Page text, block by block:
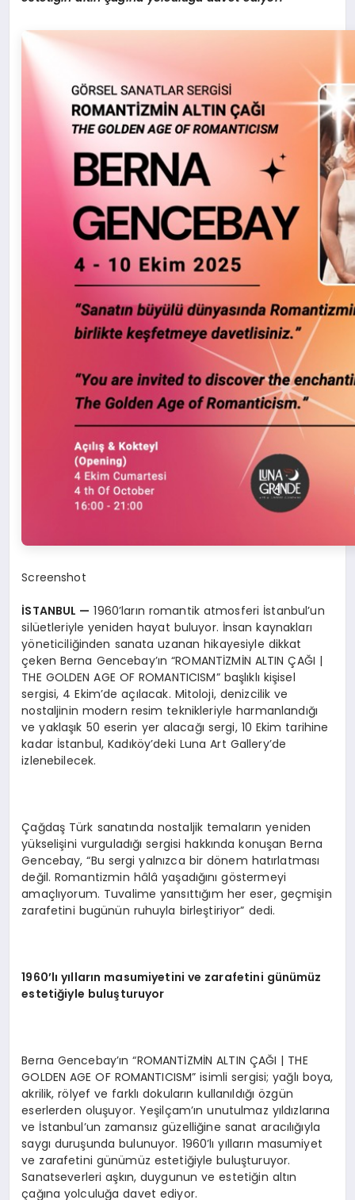
Screenshot
İSTANBUL — 1960’ların romantik atmosferi İstanbul’un
silüetleriyle yeniden hayat buluyor. İnsan kaynakları
yöneticiliğinden sanata uzanan hikayesiyle dikkat
çeken Berna Gencebay’ın “ROMANTİZMİN ALTIN ÇAĞI |
THE GOLDEN AGE OF ROMANTICISM” başlıklı kişisel
sergisi, 4 Ekim’de açılacak. Mitoloji, denizcilik ve
nostaljinin modern resim teknikleriyle harmanlandığı
ve yaklaşık 50 eserin yer alacağı sergi, 10 Ekim tarihine
kadar İstanbul, Kadıköy’deki Luna Art Gallery’de
izlenebilecek.
Çağdaş Türk sanatında nostaljik temaların yeniden
yükselişini vurguladığı sergisi hakkında konuşan Berna
Gencebay, “Bu sergi yalnızca bir dönem hatırlatması
değil. Romantizmin hâlâ yaşadığını göstermeyi
amaçlıyorum. Tuvalime yansıttığım her eser, geçmişin
zarafetini bugünün ruhuyla birleştiriyor” dedi.
1960’lı yılların masumiyetini ve zarafetini günümüz
estetiğiyle buluşturuyor
Berna Gencebay’ın “ROMANTİZMİN ALTIN ÇAĞI | THE
GOLDEN AGE OF ROMANTICISM” isimli sergisi; yağlı boya,
akrilik, rölyef ve farklı dokuların kullanıldığı özgün
eserlerden oluşuyor. Yeşilçam’ın unutulmaz yıldızlarına
ve İstanbul’un zamansız güzelliğine sanat aracılığıyla
saygı duruşunda bulunuyor. 1960’lı yılların masumiyet
ve zarafetini günümüz estetiğiyle buluşturuyor.
Sanatseverleri aşkın, duygunun ve estetiğin altın
çağına yolculuğa davet ediyor.